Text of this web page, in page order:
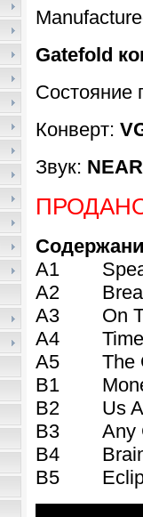
Gatefold
Состояние
Конверт:
Звук:
A1 Speak
A2
A3 On
A4 Time
A5 The
B1
B2 Us
B3 Any
B4 Brain
B5